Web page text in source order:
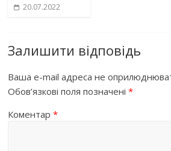
20.07.2022
Залишити відповідь
Ваша e-mail адреса не
Обов’язкові поля позначені*
Коментар*